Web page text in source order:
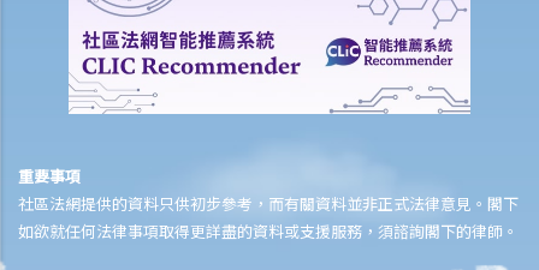
11. 有什麼方式放年假？
12. 已累積但未放的年假應如何處理？
13. 僱員可以以工資代替年假嗎？
14. 年假期內適逢休息日或法定假日時該怎麼辦？
在累積年假的假期年中沒有放完該年累積的年假，僱主是否可以取消未
放的年假？
16. 如何計算疾病津貼？我在哪些情況下會獲得疾病津貼？
重要事項
社區法網提供的資料只供初步參考，而有關資料並非正式法律意見。閣下
如欲就任何法律事項取得更詳盡的資料或支援服務，須諮詢閣下的律師。